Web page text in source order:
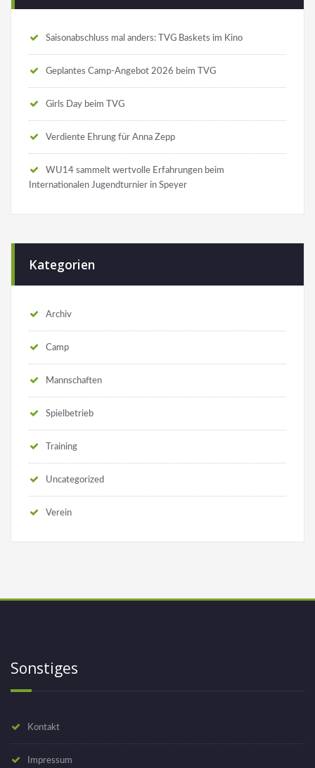
Saisonabschluss mal anders: TVG Baskets im Kino
Geplantes Camp-Angebot 2026 beim TVG
Girls Day beim TVG
Verdiente Ehrung für Anna Zepp
WU14 sammelt wertvolle Erfahrungen beim
Internationalen Jugendturnier in Speyer
Kategorien
Archiv
Camp
Mannschaften
Spielbetrieb
Training
Uncategorized
Verein
Sonstiges
Kontakt
Impressum